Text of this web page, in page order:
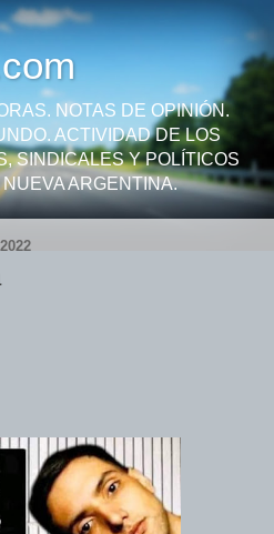
NOTAS DE OPINIÓN.
ACTIVIDAD DE LOS
SINDICALES Y POLÍTICOS
ARGENTINA.